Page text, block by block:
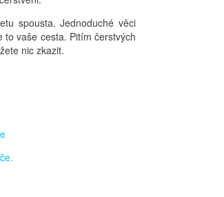
spousta. Jednoduché věci
to vaše cesta. Pitím čerstvých
nic zkazit.